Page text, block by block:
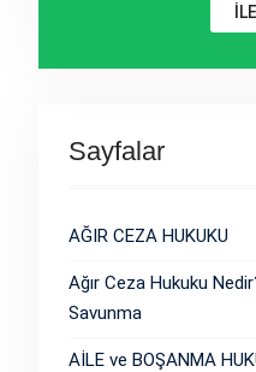
Sayfalar
AĞIR CEZA HUKUKU
Ağır Ceza Hukuku
Savunma
AİLE ve BOŞANMA